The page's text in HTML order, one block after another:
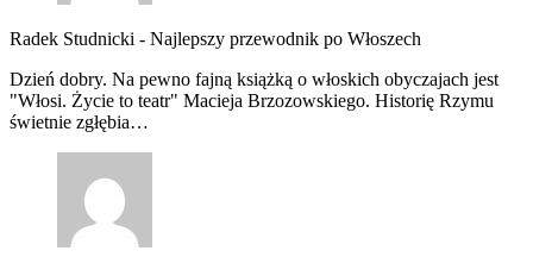
Radek Studnicki - Najlepszy przewodnik po Włoszech
Dzień dobry. Na pewno fajną książką o włoskich obyczajach jest
"Włosi. Życie to teatr" Macieja Brzozowskiego. Historię Rzymu
świetnie zgłębia…